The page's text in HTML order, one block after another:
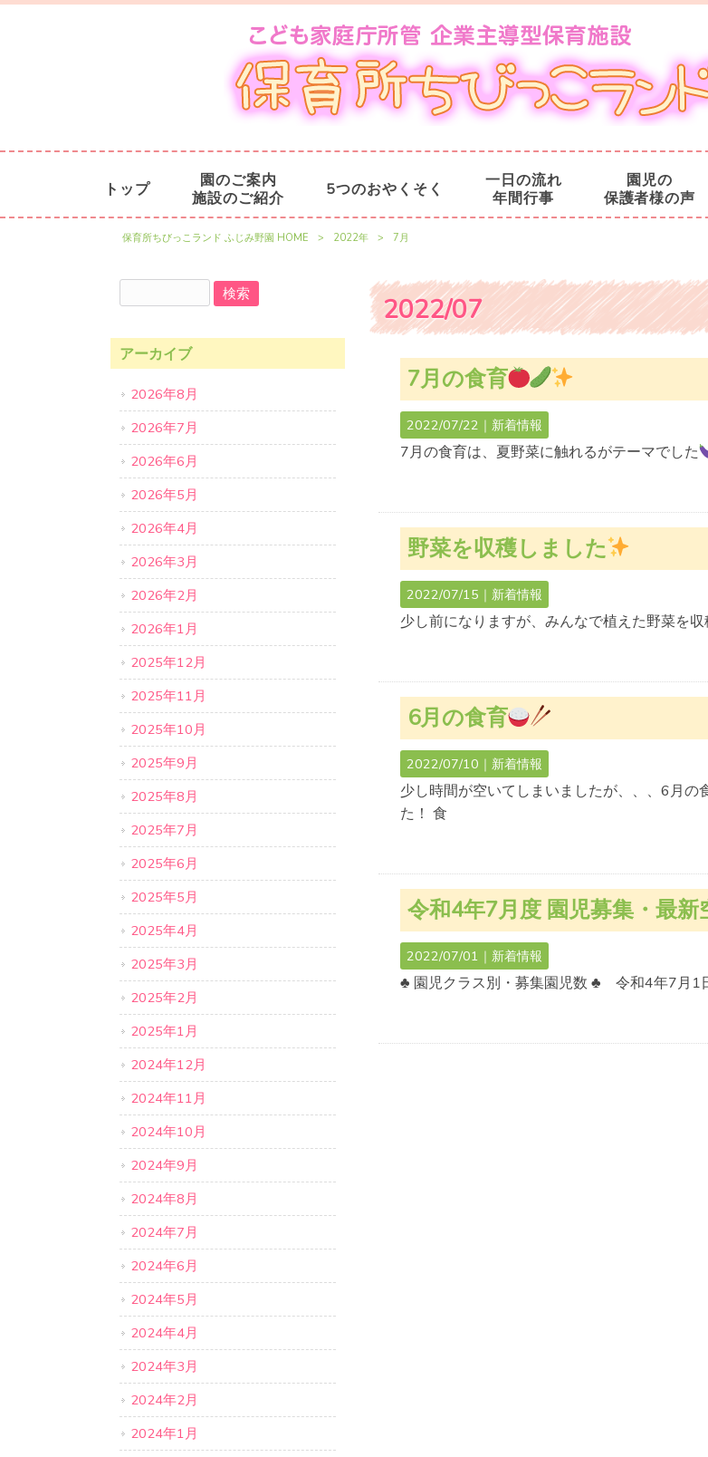
トップ
園のご案内
施設のご紹介
5つのおやくそく
一日の流れ
年間行事
園児の
保護者様の声
保育所ちびっこランド ふじみ野園 HOME > 2022年 > 7月
2022/07
7月の食育
2022/07/22｜ 新着情報
7月の食育は、夏野菜に触れるがテーマでした
野菜を収穫しました
2022/07/15｜ 新着情報
少し前になりますが、みんなで植えた野菜を収
6月の食育
2022/07/10｜ 新着情報
少し時間が空いてしまいましたが、、、6月
た！ 食
令和4年7月度 園児募集・最新空き状況の
2022/07/01｜ 新着情報
♣ 園児クラス別・募集園児数 ♣ 令和4年7月1
アーカイブ
2026年8月
2026年7月
2026年6月
2026年5月
2026年4月
2026年3月
2026年2月
2026年1月
2025年12月
2025年11月
2025年10月
2025年9月
2025年8月
2025年7月
2025年6月
2025年5月
2025年4月
2025年3月
2025年2月
2025年1月
2024年12月
2024年11月
2024年10月
2024年9月
2024年8月
2024年7月
2024年6月
2024年5月
2024年4月
2024年3月
2024年2月
2024年1月